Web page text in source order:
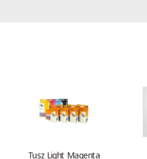
Tusz Light Magenta